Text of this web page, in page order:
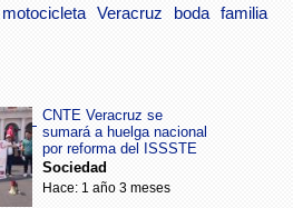
motocicleta Veracruz boda familia
CNTE Veracruz se
sumará a huelga nacional
por reforma del ISSSTE
Sociedad
Hace: 1 año 3 meses